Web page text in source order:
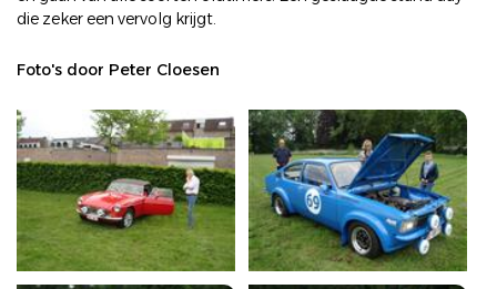
die zeker een vervolg krijgt.
Foto's door Peter Cloesen